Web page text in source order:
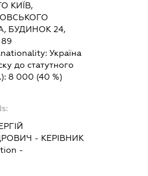
КИЇВ,
БУДИНОК 24,
Україна
до статутного
8 000 (40 %)
- КЕРІВНИК
-